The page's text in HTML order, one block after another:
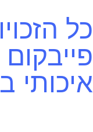
כל
איכותי